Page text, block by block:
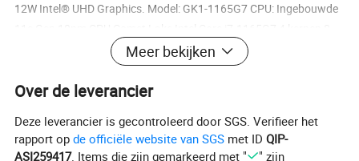
12W Intel® UHD Graphics. Model: GK1-1165G7 CPU: Ingebouwde
threads 2,8 GHz tot 4,7 GHz 12 MB cache TDP 12W Intel Iris XE
Graphics. Productparameters - 2 x RJ45 Intel 2.5G LAN en 6 x
RS232 COM(COM1/COM2 kan veranderen in RS485/422 vanuit
beeldschermen synchroon. - Eén ingebouwde SIM-kaartsleuf voor
3G/4G Wi-Fi. - volledig aluminium legering Zwarte kleurschaal voor
Meer bekijken
Over de leverancier
Deze leverancier is gecontroleerd door SGS. Verifieer het
rapport opde officiële website van SGS met IDQIP-
ASI259417. Items die zijn gemarkeerd met " " zijn